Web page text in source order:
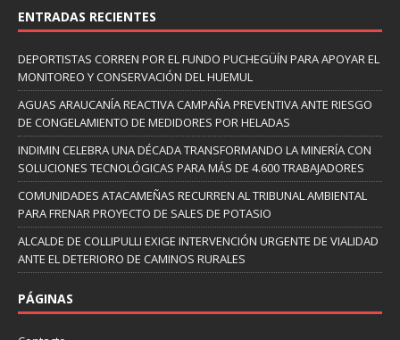
ENTRADAS RECIENTES
DEPORTISTAS CORREN POR EL FUNDO PUCHEGÜÍN PARA APOYAR EL
MONITOREO Y CONSERVACIÓN DEL HUEMUL
AGUAS ARAUCANÍA REACTIVA CAMPAÑA PREVENTIVA ANTE RIESGO
DE CONGELAMIENTO DE MEDIDORES POR HELADAS
INDIMIN CELEBRA UNA DÉCADA TRANSFORMANDO LA MINERÍA CON
SOLUCIONES TECNOLÓGICAS PARA MÁS DE 4.600 TRABAJADORES
COMUNIDADES ATACAMEÑAS RECURREN AL TRIBUNAL AMBIENTAL
PARA FRENAR PROYECTO DE SALES DE POTASIO
ALCALDE DE COLLIPULLI EXIGE INTERVENCIÓN URGENTE DE VIALIDAD
ANTE EL DETERIORO DE CAMINOS RURALES
PÁGINAS